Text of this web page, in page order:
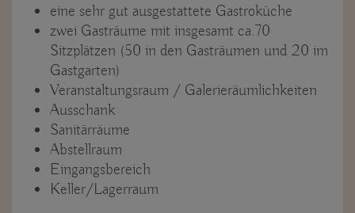
eine sehr gut ausgestattete Gastroküche
zwei Gasträume mit insgesamt ca.70
Sitzplätzen (50 in den Gasträumen und 20 im
Gastgarten)
Veranstaltungsraum / Galerieräumlichkeiten
Ausschank
Sanitärräume
Abstellraum
Eingangsbereich
Keller/Lagerraum